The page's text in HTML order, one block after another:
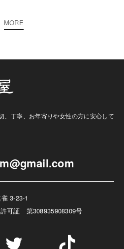
MORE
、丁寧、お年寄りや女性の方に安心して
3-23-1
可証 第308935908309号